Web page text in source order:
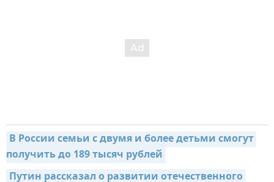
В России семьи с двумя и более детьми смогут
получить до 189 тысяч рублей
Путин рассказал о развитии отечественного